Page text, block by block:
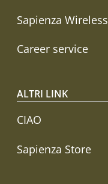
Sapienza Wireless
Career service
ALTRI LINK
CIAO
Sapienza Store